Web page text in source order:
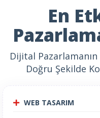
En
Dijital Pazarlamanın
Doğru Şekilde
WEB TASARIM